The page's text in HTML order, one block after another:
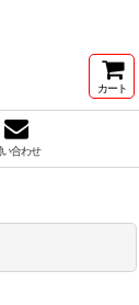
カート
合わせ